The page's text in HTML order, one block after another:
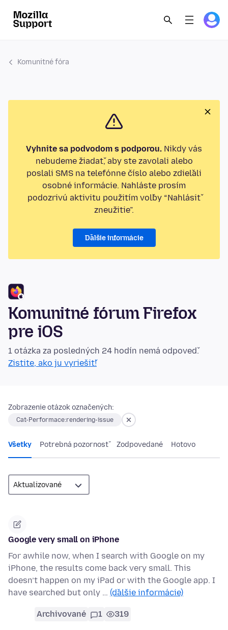
Komunitné fóra
Vyhnite sa podvodom s podporou. Nikdy vás
nebudeme žiadať, aby ste zavolali alebo
poslali SMS na telefónne číslo alebo zdieľali
osobné informácie. Nahláste prosím
podozrivú aktivitu použitím voľby “Nahlásiť
zneužitie”.
Ďalšie informácie
Komunitné fórum Firefox
pre iOS
1 otázka za posledných 24 hodín nemá odpoveď.
Zistite, ako ju vyriešiť!
Zobrazenie otázok označených:
Cat-Performace:rendering-issue
Všetky Potrebná pozornosť Zodpovedané Hotovo
Google very small on iPhone
For awhile now, when I search with Google on my
iPhone, the results come back very small. This
doesn’t happen on my iPad or with the Google app. I
have searched but only … (ďalšie informácie)
Archivované 1 319